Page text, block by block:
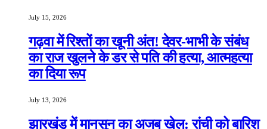
July 15, 2026
गढ़वा में रिश्तों का खूनी अंत! देवर-भाभी के संबंध
का राज खुलने के डर से पति की हत्या, आत्महत्या
का दिया रूप
July 13, 2026
झारखंड में मानसून का अजब खेल: रांची को बारिश